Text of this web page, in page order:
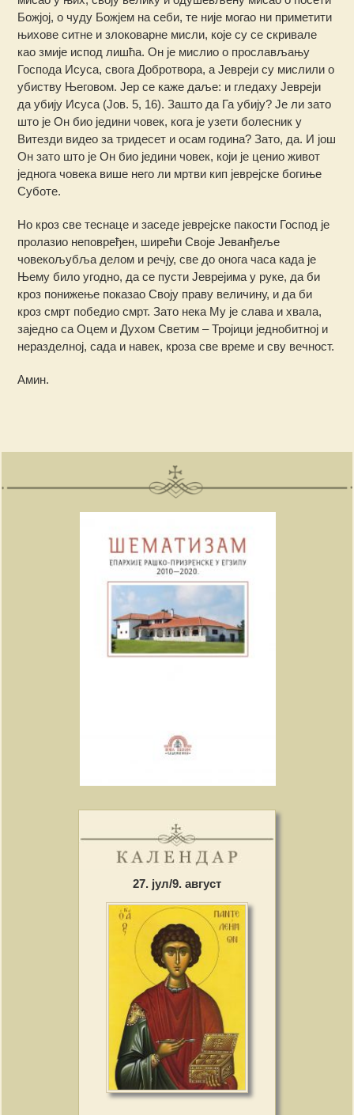
Божјој, о чуду Божјем на себи, те није могао ни приметити
њихове ситне и злоковарне мисли, које су се скривале
као змије испод лишћа. Он је мислио о прослављању
Господа Исуса, свога Добротвора, а Јевреји су мислили о
убиству Његовом. Јер се каже даље: и гледаху Јевреји
да убију Исуса (Јов. 5, 16). Зашто да Га убију? Је ли зато
што је Он био једини човек, кога је узети болесник у
Витезди видео за тридесет и осам година? Зато, да. И још
Он зато што је Он био једини човек, који је ценио живот
једнога човека више него ли мртви кип јеврејске богиње
Суботе.
Но кроз све теснаце и заседе јеврејске пакости Господ је
пролазио неповређен, ширећи Своје Јеванђеље
човекољубља делом и речју, све до онога часа када је
Њему било угодно, да се пусти Јеврејима у руке, да би
кроз понижење показао Своју праву величину, и да би
кроз смрт победио смрт. Зато нека Му је слава и хвала,
заједно са Оцем и Духом Светим – Тројици једнобитној и
неразделној, сада и навек, кроза све време и сву вечност.
Амин.
27. јул/9. август